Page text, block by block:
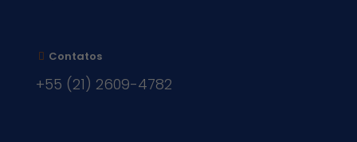
Contatos
+55 (21) 2609-4782